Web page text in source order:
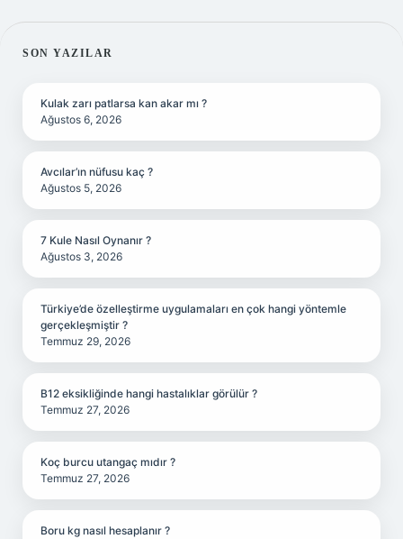
SIDEBAR
SON YAZILAR
Kulak zarı patlarsa kan akar mı ?
Ağustos 6, 2026
Avcılar’ın nüfusu kaç ?
Ağustos 5, 2026
7 Kule Nasıl Oynanır ?
Ağustos 3, 2026
Türkiye’de özelleştirme uygulamaları en çok hangi yöntemle
gerçekleşmiştir ?
Temmuz 29, 2026
B12 eksikliğinde hangi hastalıklar görülür ?
Temmuz 27, 2026
Koç burcu utangaç mıdır ?
Temmuz 27, 2026
Boru kg nasıl hesaplanır ?